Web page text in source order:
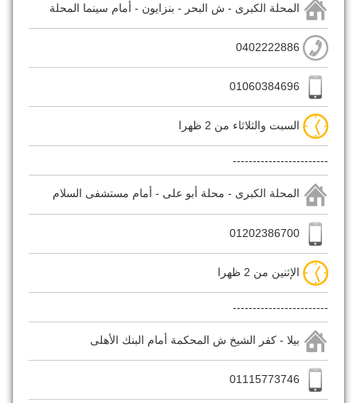
المحلة الكبرى - ش البحر - بنزايون - أمام سينما المحلة
السبت والثلاثاء من 2 ظهرا
------------------------
المحلة الكبرى - محلة أبو على - أمام مستشفى السلام
الإثنين من 2 ظهرا
------------------------
بيلا - كفر الشيخ ش المحكمة أمام البنك الأهلى